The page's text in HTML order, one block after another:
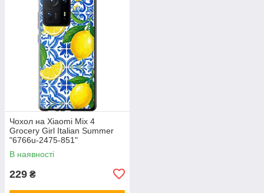
Чохол на Xiaomi Mix 4
Grocery Girl Italian Summer
"6766u-2475-851"
В наявності
229 ₴